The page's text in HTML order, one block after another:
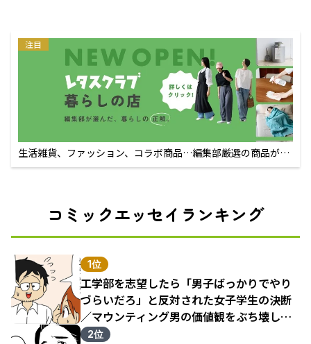
注目
生活雑貨、ファッション、コラボ商品…編集部厳選の商品が買
えるECサイト
コミックエッセイランキング
1位
工学部を志望したら「男子ばっかりでやり
づらいだろ」と反対された女子学生の決断
／マウンティング男の価値観をぶち壊した
結果（1）
2位